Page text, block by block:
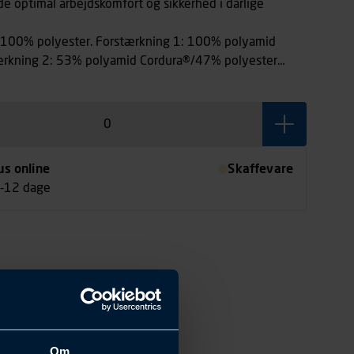
optimal arbejdskomfort og sikkerhed i dårlige
polyester. Forstærkning 1: 100% polyamid
2: 53% polyamid Cordura®/47% polyester
online
12 dage
Skaffevare